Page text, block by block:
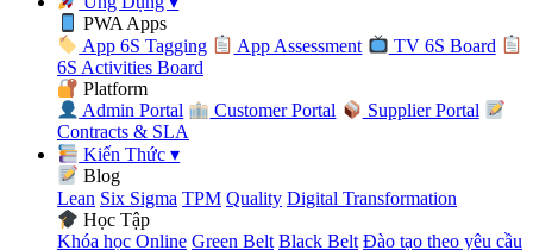
PWA Apps
App 6S Tagging
App Assessment
TV 6S Board
6S Activities Board
Platform
Admin Portal
Customer Portal
Supplier Portal
Contracts & SLA
Kiến Thức▾
Blog
Lean Six Sigma TPM Quality Digital Transformation
Học Tập
Khóa học Online Green Belt Black Belt Đào tạo theo yêu cầu